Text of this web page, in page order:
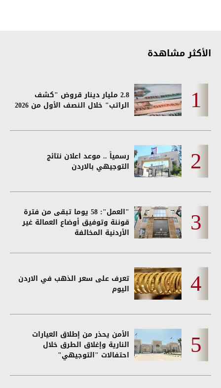
الأكثر مشاهدة
2.8 مليار دينار قروض "كشف
الراتب" خلال النصف الأول من 2026
رسمياً .. موعد اعلان نتائج
التوجيهي بالاردن
"العمل": 58 يوما تبقى من فترة
قوننة وتوفيق أوضاع العمالة غير
الأردنية المخالفة
تعرف على سعر الذهب في الاردن
اليوم
الأمن يحذر من إطلاق العيارات
النارية وإغلاق الطرق خلال
احتفالات "التوجيهي"